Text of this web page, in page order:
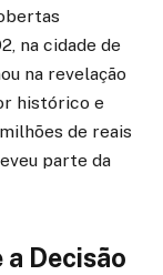
na cidade de
na revelação
histórico e
de reais
parte da
Decisão